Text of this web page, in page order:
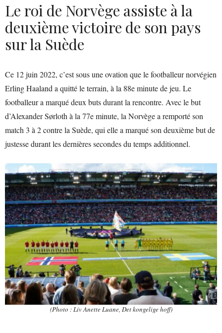
Le roi de Norvège assiste à la
deuxième victoire de son pays
sur la Suède
Ce 12 juin 2022, c’est sous une ovation que le footballeur norvégien
Erling Haaland a quitté le terrain, à la 88e minute de jeu. Le
footballeur a marqué deux buts durant la rencontre. Avec le but
d’Alexander Sørloth à la 77e minute, la Norvège a remporté son
match 3 à 2 contre la Suède, qui elle a marqué son deuxième but de
justesse durant les dernières secondes du temps additionnel.
(Photo : Liv Anette Luane, Det kongelige hoff)